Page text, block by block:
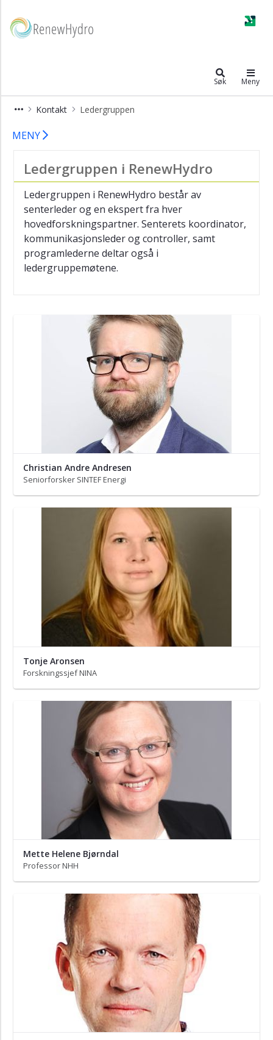
Søk Meny
Kontakt Ledergruppen
Ledergruppen
×
Kunnskapsbank
MENY
Ledergruppen i RenewHydro
Ledergruppen i RenewHydro består av
senterleder og en ekspert fra hver
hovedforskningspartner. Senterets koordinator,
kommunikasjonsleder og controller, samt
programlederne deltar også i
ledergruppemøtene.
Christian Andre Andresen
Seniorforsker SINTEF Energi
Tonje Aronsen
Forskningssjef NINA
Mette Helene Bjørndal
Professor NHH